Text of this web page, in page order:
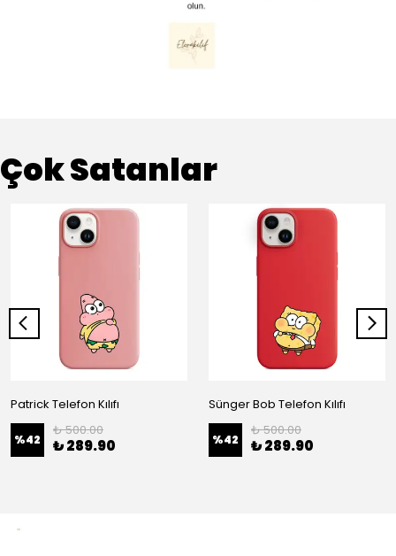
Çok Satanlar
Patrick Telefon Kılıfı
%42
₺ 500.00
₺ 289.90
Sünger Bob Telefon Kılıfı
%42
₺ 500.00
₺ 289.90